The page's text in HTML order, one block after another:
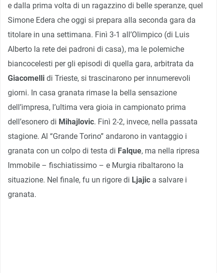
e dalla prima volta di un ragazzino di belle speranze, quel
Simone Edera che oggi si prepara alla seconda gara da
titolare in una settimana. Finì 3-1 all’Olimpico (di Luis
Alberto la rete dei padroni di casa), ma le polemiche
biancocelesti per gli episodi di quella gara, arbitrata da
Giacomelli di Trieste, si trascinarono per innumerevoli
giorni. In casa granata rimase la bella sensazione
dell’impresa, l’ultima vera gioia in campionato prima
dell’esonero di Mihajlovic. Finì 2-2, invece, nella passata
stagione. Al “Grande Torino” andarono in vantaggio i
granata con un colpo di testa di Falque, ma nella ripresa
Immobile – fischiatissimo – e Murgia ribaltarono la
situazione. Nel finale, fu un rigore di Ljajic a salvare i
granata.